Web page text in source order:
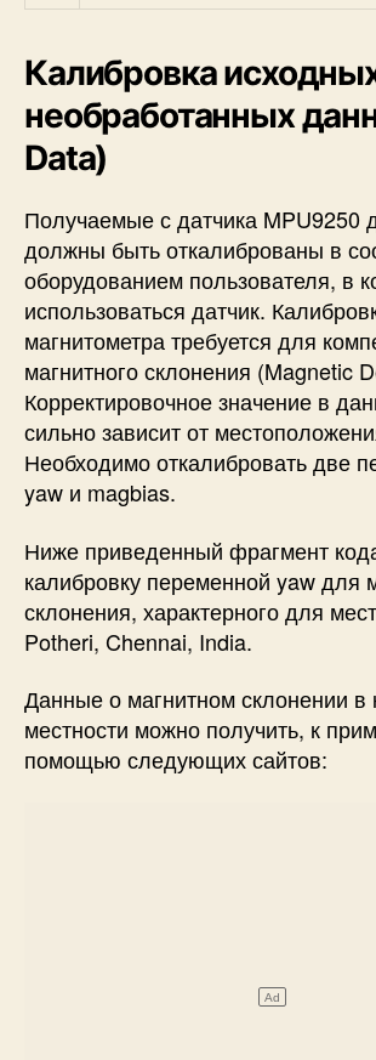
Калибровка
необработанных
Data)
Получаемые с датчика MPU9250
должны быть откалиброваны в
оборудованием пользователя, в
использоваться датчик.
магнитометра требуется для
магнитного склонения (Magnetic
Корректировочное значение в
сильно зависит от
Необходимо откалибровать две
yaw и magbias.
Ниже приведенный фрагмент
калибровку переменной yaw для
склонения, характерного для
Potheri, Chennai, India.
Данные о магнитном склонении в
местности можно получить, к
помощью следующих сайтов: